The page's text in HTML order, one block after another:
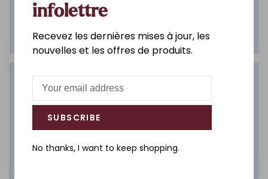
Salle de bain
DÉCOUVREZ
infolettre
Recevez les dernières mises à jour, les
nouvelles et les offres de produits.
SUBSCRIBE
No thanks, I want to keep shopping.